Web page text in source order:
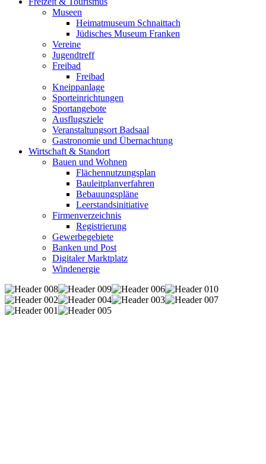
Museen
Heimatmuseum Schnaittach
Jüdisches Museum Franken
Vereine
Jugendtreff
Freibad
Freibad
Kneippanlage
Sporteinrichtungen
Sportangebote
Ausflugsziele
Veranstaltungsort Badsaal
Gastronomie und Übernachtung
Wirtschaft & Standort
Bauen und Wohnen
Flächennutzungsplan
Bauleitplanverfahren
Bebauungspläne
Leerstandsinitiative
Firmenverzeichnis
Registrierung
Gewerbegebiete
Banken und Post
Digitaler Marktplatz
Windenergie